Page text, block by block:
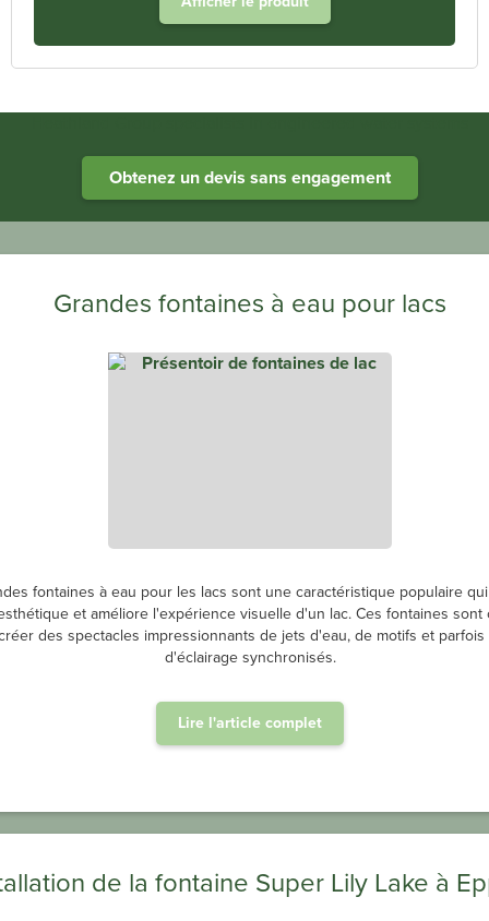
Obtenez un devis sans engagement
Grandes fontaines à eau pour lacs
fontaines à eau pour les lacs sont une caractéristique populaire
et améliore l'expérience visuelle d'un lac. Ces fontaines sont
des spectacles impressionnants de jets d'eau, de motifs et
d'éclairage synchronisés.
Lire l'article complet
de la fontaine Super Lily Lake à